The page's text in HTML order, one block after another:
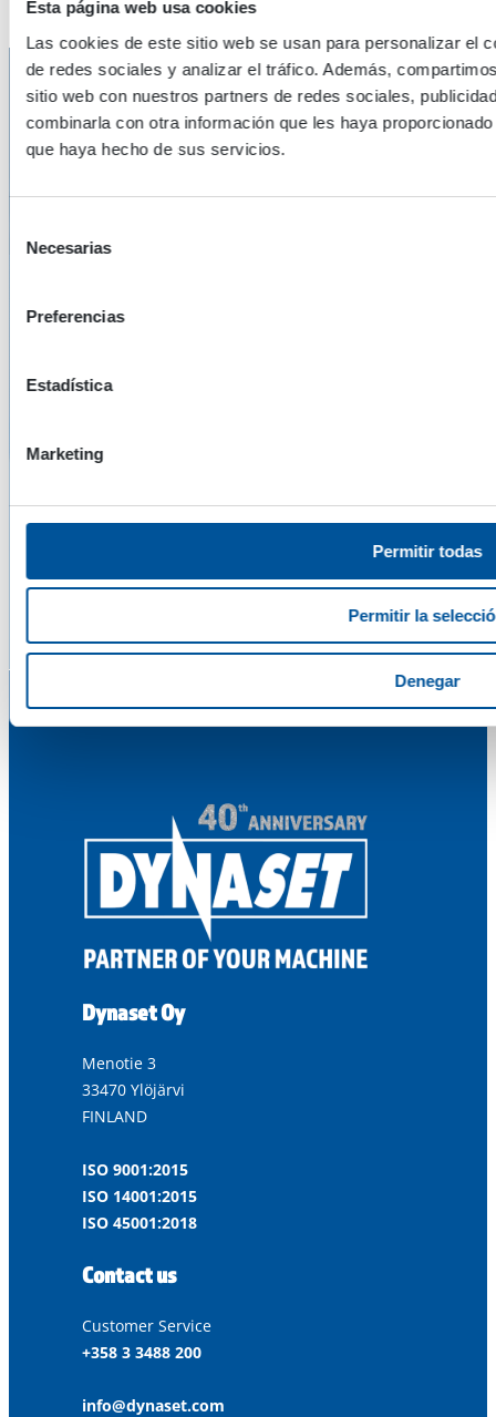
Esta página web usa cookies
Las cookies de este sitio web se usan para personalizar el
de redes sociales y analizar el tráfico. Además,
sitio web con nuestros partners de redes sociales,
combinarla con otra información que les haya
que haya hecho de sus servicios.
Necesarias
Preferencias
Estadística
Marketing
Permitir todas
Permitir la
Denegar
Conozca nuestros productos
Conocimientos hidráulicos
Más información
Solicite una solución
Comuníquese con nosotros
Dynaset Oy
Menotie 3
33470 Ylöjärvi
FINLAND
ISO 9001:2015
ISO 14001:2015
ISO 45001:2018
Contact us
Customer Service
+358 3 3488 200
info@dynaset.com